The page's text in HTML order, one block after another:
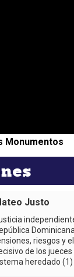
Monumentos
Justo
riesgos y el
de los jueces
heredado (1)